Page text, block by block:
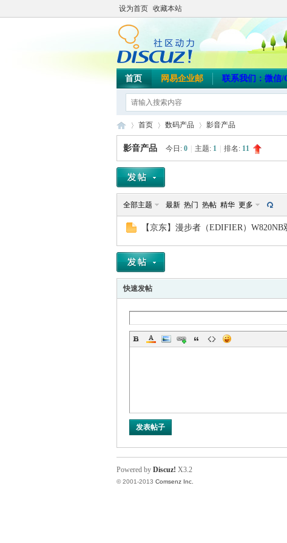
设为首页 收藏本站
首页 网易企业邮 联系我们：微信/
甘-
»
首页
›
数码产品 影音产品
影音产品 今日: 0 主题: 1 排名: 11
全部主题 最新 热门 热帖 精华 更多
【京东】漫步者（EDIFIER）
快速发帖
发表帖子
Powered by Discuz! X3.2
© 2001-2013 Comsenz Inc.